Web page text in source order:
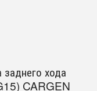
хода
CARGEN